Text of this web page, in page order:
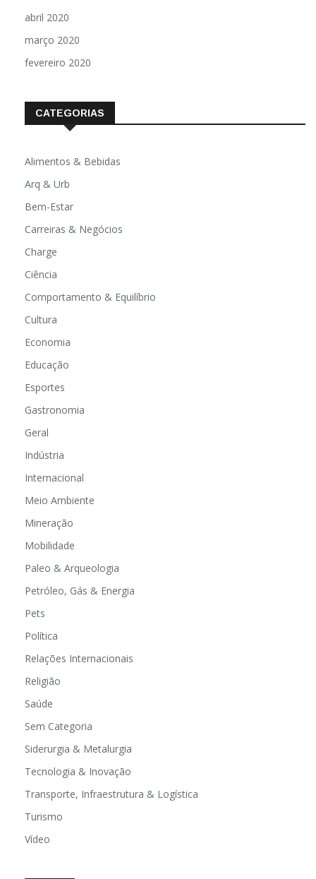
abril 2020
março 2020
fevereiro 2020
CATEGORIAS
Alimentos & Bebidas
Arq & Urb
Bem-Estar
Carreiras & Negócios
Charge
Ciência
Comportamento & Equilíbrio
Cultura
Economia
Educação
Esportes
Gastronomia
Geral
Indústria
Internacional
Meio Ambiente
Mineração
Mobilidade
Paleo & Arqueologia
Petróleo, Gás & Energia
Pets
Política
Relações Internacionais
Religião
Saúde
Sem Categoria
Siderurgia & Metalurgia
Tecnologia & Inovação
Transporte, Infraestrutura & Logística
Turismo
Vídeo